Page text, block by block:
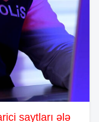
saytları ələ